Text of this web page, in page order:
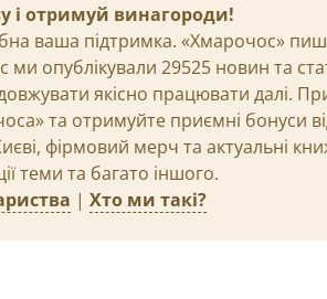
і отримуй винагороди!
ваша підтримка. «Хмарочос»
ми опублікували 29525 новин та
якісно працювати далі.
та отримуйте приємні бонуси
фірмовий мерч та актуальні
теми та багато іншого.
| Хто ми такі?